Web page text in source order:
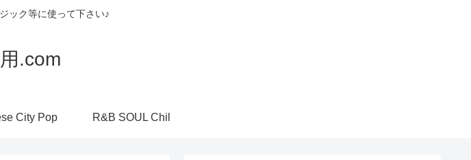
ック等に使って下さい♪
.com
City Pop R&B SOUL Chil